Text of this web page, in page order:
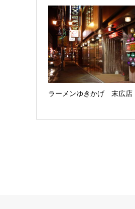
ラーメンゆきかげ 末広店